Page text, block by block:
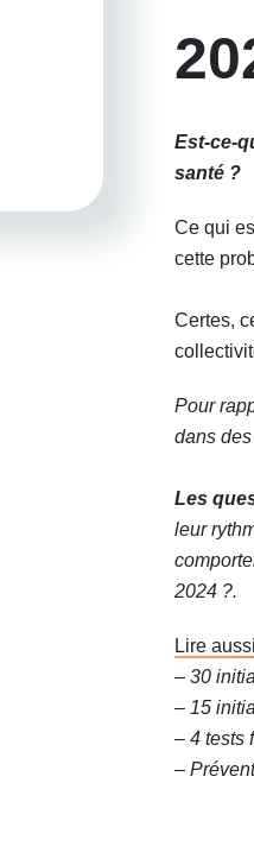
Est-ce-
santé ?
Ce qui
cette
Certes,
Pour
dans des
Les
leur
2024 ?.
Lire
– 30
– 15
– 4 tests
–